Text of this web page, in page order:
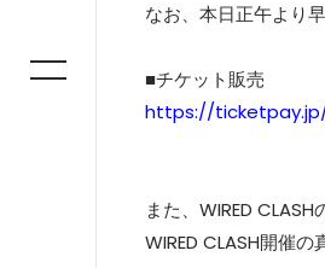
なお、本日正午より
■チケット販売
https://
また、WIRED
WIRED CLASH開催